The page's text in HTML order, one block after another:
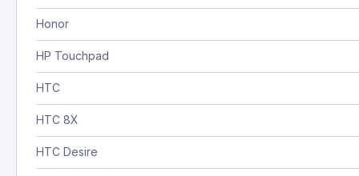
Honor
HP Touchpad
HTC
HTC 8X
HTC Desire